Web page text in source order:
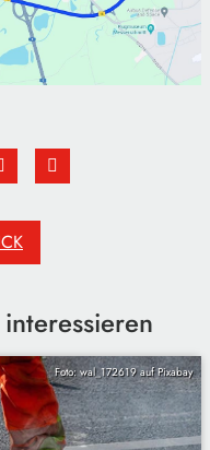
Foto: wal_172619 auf Pixabay